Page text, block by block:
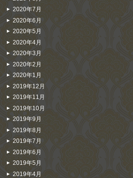
2020年7月
2020年6月
2020年5月
2020年4月
2020年3月
2020年2月
2020年1月
2019年12月
2019年11月
2019年10月
2019年9月
2019年8月
2019年7月
2019年6月
2019年5月
2019年4月